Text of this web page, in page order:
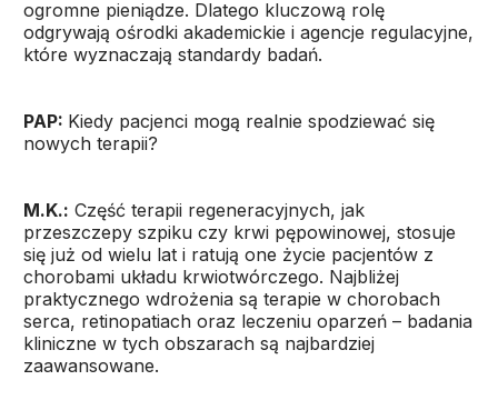
ogromne pieniądze. Dlatego kluczową rolę
odgrywają ośrodki akademickie i agencje regulacyjne,
które wyznaczają standardy badań.
PAP: Kiedy pacjenci mogą realnie spodziewać się
nowych terapii?
M.K.: Część terapii regeneracyjnych, jak
przeszczepy szpiku czy krwi pępowinowej, stosuje
się już od wielu lat i ratują one życie pacjentów z
chorobami układu krwiotwórczego. Najbliżej
praktycznego wdrożenia są terapie w chorobach
serca, retinopatiach oraz leczeniu oparzeń – badania
kliniczne w tych obszarach są najbardziej
zaawansowane.